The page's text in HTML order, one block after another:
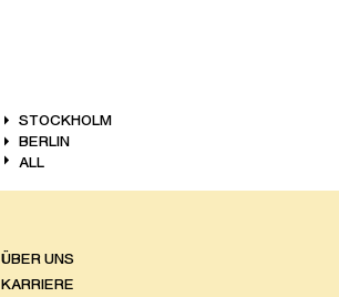
STOCKHOLM
BERLIN
ALL
ÜBER UNS
KARRIERE